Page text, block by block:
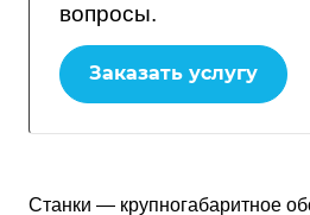
вопросы.
Заказать услугу
Станки — крупногабаритное